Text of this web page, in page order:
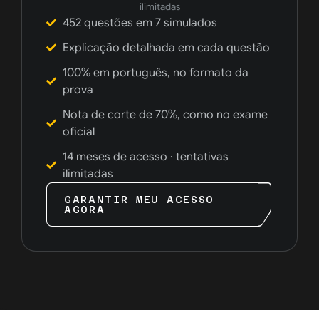
ilimitadas
452 questões em 7 simulados
Explicação detalhada em cada questão
100% em português, no formato da
prova
Nota de corte de 70%, como no exame
oficial
14 meses de acesso · tentativas
ilimitadas
GARANTIR MEU ACESSO
AGORA